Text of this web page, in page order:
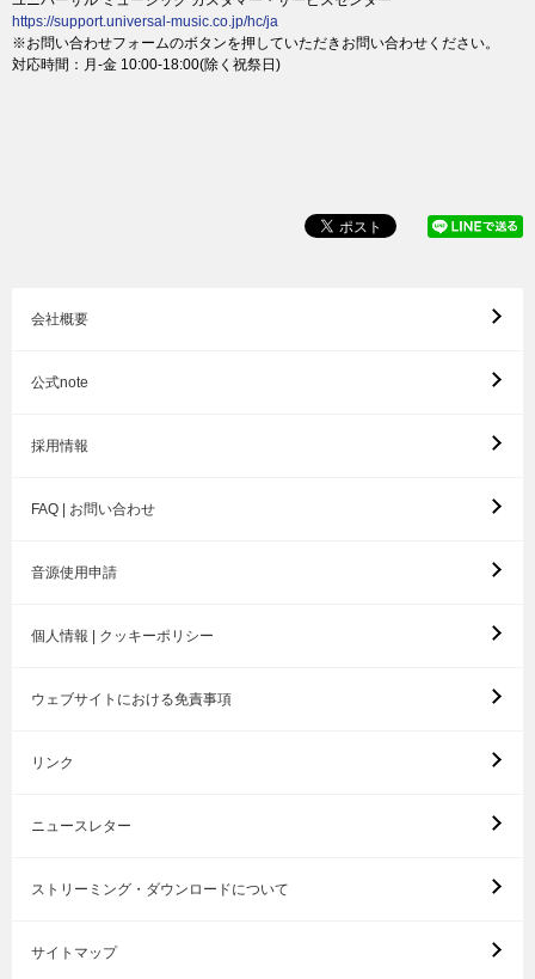
https://support.universal-music.co.jp/hc/ja
※お問い合わせフォームのボタンを押していただきお問い合わせください。
対応時間：月-金 10:00-18:00(除く祝祭日)
会社概要
公式note
採用情報
FAQ | お問い合わせ
音源使用申請
個人情報 | クッキーポリシー
ウェブサイトにおける免責事項
リンク
ニュースレター
ストリーミング・ダウンロードについて
サイトマップ